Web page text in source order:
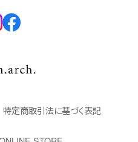
特定商取引法に基づく表記